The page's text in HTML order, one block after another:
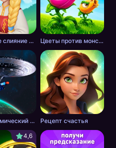
Северное слияние - тайна леса
Цветы против монстров
Айдл космический добытчик Рецепт счастья
4,6